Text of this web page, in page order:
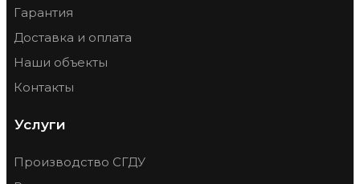
Гарантия
Доставка и оплата
Наши объекты
Контакты
Услуги
Производство СГДУ